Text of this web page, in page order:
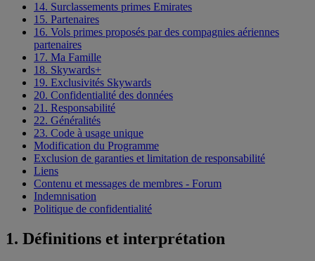
14. Surclassements primes Emirates
15. Partenaires
16. Vols primes proposés par des compagnies aériennes
partenaires
17. Ma Famille
18. Skywards+
19. Exclusivités Skywards
20. Confidentialité des données
21. Responsabilité
22. Généralités
23. Code à usage unique
Modification du Programme
Exclusion de garanties et limitation de responsabilité
Liens
Contenu et messages de membres - Forum
Indemnisation
Politique de confidentialité
1. Définitions et interprétation